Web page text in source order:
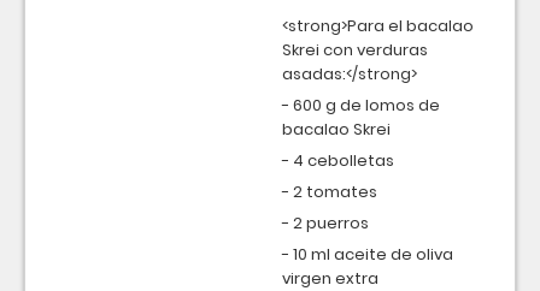
<strong>Para el bacalao
Skrei con verduras
asadas:</strong>
- 600 g de lomos de
bacalao Skrei
- 4 cebolletas
- 2 tomates
- 2 puerros
- 10 ml aceite de oliva
virgen extra